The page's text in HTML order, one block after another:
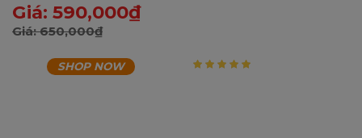
Giá: 590,000₫
Giá:650,000₫
SHOP NOW